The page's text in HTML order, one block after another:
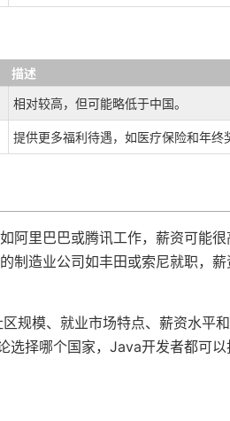
描述
相对较高，但可能略低于中国。
提供更多福利待遇，如医疗保险和年终
里巴巴或腾讯工作，薪资可能很
制造业公司如丰田或索尼就职，
规模、就业市场特点、薪资水平
选择哪个国家，Java开发者都可